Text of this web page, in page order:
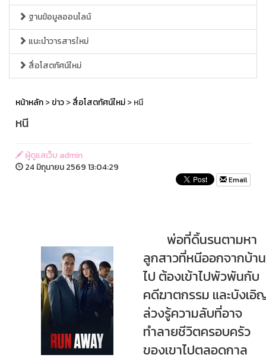
ฐานข้อมูลออนไลน์
แนะนำวารสารใหม่
สื่อโสตทัศน์ใหม่
หน้าหลัก>ข่าว>สื่อโสตทัศน์ใหม่> หนี
หนี
ผู้ดูแลเว็บ admin
24 มิถุนายน 2569 13:04:29
Email
พ่อที่ดิ้นรนตามหา
ลูกสาวที่หนีออกจากบ้าน
ไป ต้องเข้าไปพัวพันกับ
คดีฆาตกรรม และบังเอิ
ล่วงรู้ความลับที่อาจ
ทำลายชีวิตครอบครัว
ของเขาไปตลอดกาล